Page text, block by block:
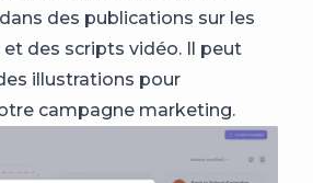
des publications sur les
et des scripts vidéo. Il peut
illustrations pour
campagne marketing.